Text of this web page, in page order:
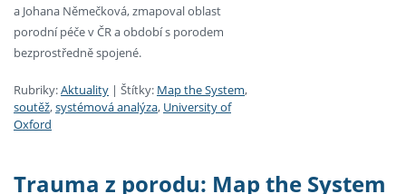
a Johana Němečková, zmapoval oblast
porodní péče v ČR a období s porodem
bezprostředně spojené.
Rubriky:Aktuality | Štítky: Map the System,
soutěž,systémová analýza, University of
Oxford
Trauma z porodu: Map the System